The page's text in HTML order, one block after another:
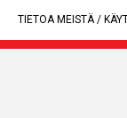
TIETOA MEISTÄ/